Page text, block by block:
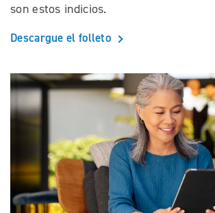
son estos indicios.
Descargue el folleto